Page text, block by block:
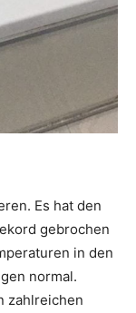
Es hat den
gebrochen
in den
normal.
zahlreichen